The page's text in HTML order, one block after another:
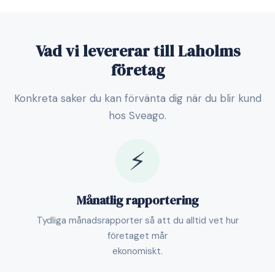
Vad vi levererar till Laholms
företag
Konkreta saker du kan förvänta dig när du blir kund
hos Sveago.
⚡
Månatlig rapportering
Tydliga månadsrapporter så att du alltid vet hur
företaget mår
ekonomiskt.